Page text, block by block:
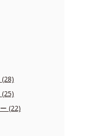
(22)